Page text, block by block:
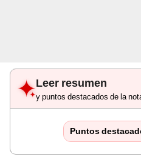
Leer resumen
y puntos destacados de la
Puntos